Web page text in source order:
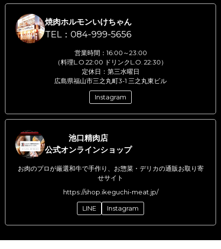
焼肉ホルモンいけちゃん
TEL：084-999-5656
営業時間：16:00～23:00
（料理L.O.22:00 ドリンクL.O. 22:30）
定休日：第三水曜日
広島県福山市三之丸町3-1 三之丸東ビル
Instagram
池口精肉店
公式オンラインショップ
お肉のプロが厳選和牛で手作り、お惣菜・デリカの通販お取り寄
せサイト
https://shop.ikeguchi-meat.jp/
LINE Instagram